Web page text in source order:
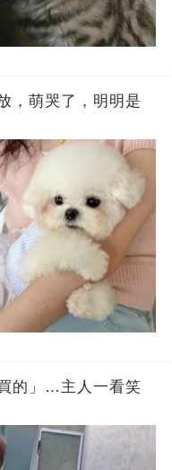
，萌哭了，明明是
的」…主人一看笑